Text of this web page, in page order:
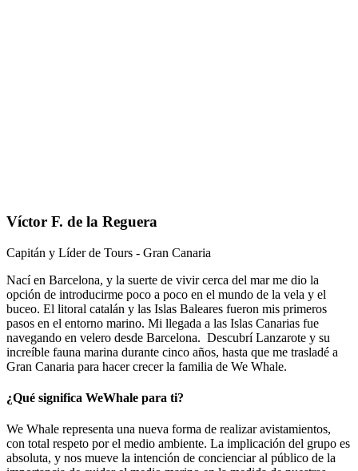
Víctor F. de la Reguera
Capitán y Líder de Tours - Gran Canaria
Nací en Barcelona, y la suerte de vivir cerca del mar me dio la
opción de introducirme poco a poco en el mundo de la vela y el
buceo. El litoral catalán y las Islas Baleares fueron mis primeros
pasos en el entorno marino. Mi llegada a las Islas Canarias fue
navegando en velero desde Barcelona. Descubrí Lanzarote y su
increíble fauna marina durante cinco años, hasta que me trasladé a
Gran Canaria para hacer crecer la familia de We Whale.
¿Qué significa WeWhale para ti?
We Whale representa una nueva forma de realizar avistamientos,
con total respeto por el medio ambiente. La implicación del grupo es
absoluta, y nos mueve la intención de concienciar al público de la